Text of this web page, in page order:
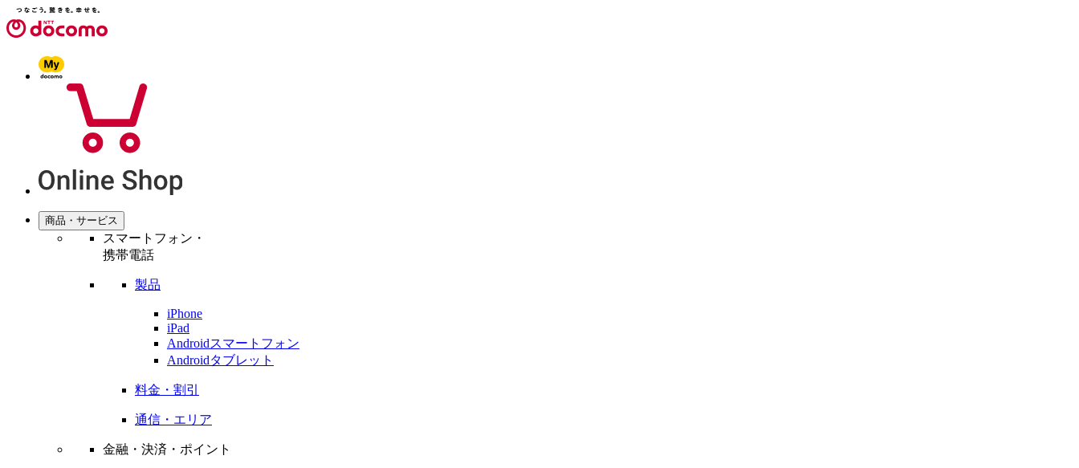
商品・サービス
スマートフォン・
携帯電話
製品
iPhone
iPad
Androidスマートフォン
Androidタブレット
料金・割引
通信・エリア
金融・決済・ポイント